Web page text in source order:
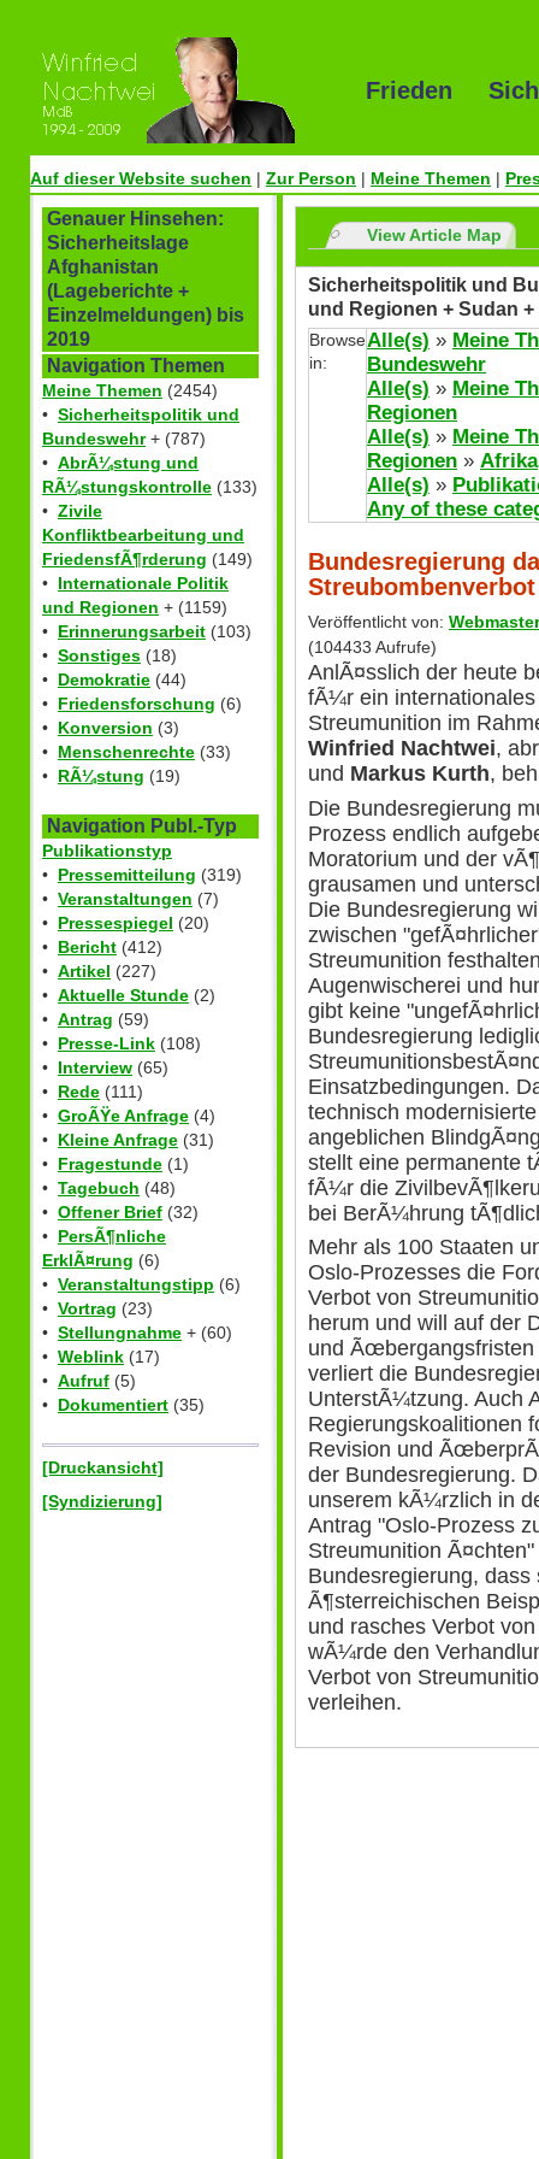
Frieden
Auf dieser Website suchen | Zur Person | Meine Themen |
Genauer Hinsehen:
Sicherheitslage
Afghanistan
(Lageberichte +
Einzelmeldungen) bis
2019
Navigation Themen
Meine Themen (2454)
• Sicherheitspolitik und
Bundeswehr+ (787)
• AbrÃ¼stung und
RÃ¼stungskontrolle (133)
• Zivile
Konfliktbearbeitung und
FriedensfÃ¶rderung (149)
• Internationale Politik
und Regionen + (1159)
• Erinnerungsarbeit (103)
• Sonstiges (18)
• Demokratie (44)
• Friedensforschung (6)
• Konversion (3)
• Menschenrechte (33)
• RÃ¼stung (19)
Navigation Publ.-Typ
Publikationstyp
• Pressemitteilung (319)
• Veranstaltungen (7)
• Pressespiegel (20)
• Bericht (412)
• Artikel (227)
• Aktuelle Stunde (2)
• Antrag (59)
• Presse-Link (108)
• Interview (65)
• Rede (111)
• GroÃŸe Anfrage (4)
• Kleine Anfrage (31)
• Fragestunde (1)
• Tagebuch (48)
• Offener Brief (32)
• PersÃ¶nliche
ErklÃ¤rung (6)
• Veranstaltungstipp (6)
• Vortrag (23)
• Stellungnahme + (60)
• Weblink (17)
• Aufruf (5)
• Dokumentiert (35)
[Druckansicht]
[Syndizierung]
View Article Map
Sicherheitspolitik und
und Regionen + Sudan
Browse
in:
Alle(s) » Meine
Bundeswehr
Alle(s) » Meine
Regionen
Alle(s) » Meine
Regionen » Afrika
Alle(s) »
Any of these
Bundesregierung
Veröffentlicht von: Webmaster
(104433 Aufrufe)
AnlÃ¤sslich der heute
fÃ¼r ein
Streumunition im
Winfried Nachtwei,
und Markus Kurth,
Die Bundesregierung
Prozess endlich
Moratorium und der
grausamen und
Die Bundesregierung
zwischen
Streumunition
Augenwischerei und
gibt keine
Bundesregierung
Einsatzbedingungen.
technisch
angeblichen
stellt eine permanente
fÃ¼r die
bei BerÃ¼hrung
Mehr als 100 Staaten
Oslo-Prozesses die
Verbot von
herum und will auf der
und
verliert die
UnterstÃ¼tzung. Auch
Regierungskoalitionen
Revision und
der Bundesregierung.
unserem kÃ¼rzlich in
Antrag "Oslo-Prozess
Streumunition
Bundesregierung,
Ã¶sterreichischen
und rasches Verbot
wÃ¼rde den
Verbot von
verleihen.